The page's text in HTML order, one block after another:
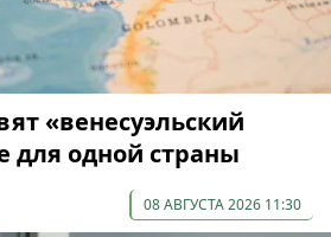
«венесуэльский
для одной страны
08 АВГУСТА 2026 11:30